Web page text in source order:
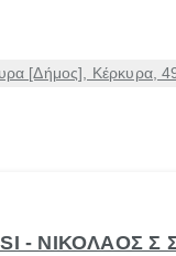
[Δήμος], Κέρκυρα,
- ΝΙΚΟΛΑΟΣ Σ